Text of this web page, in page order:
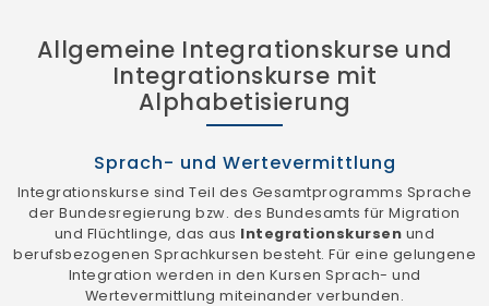
Allgemeine Integrationskurse und
Integrationskurse mit
Alphabetisierung
Sprach- und Wertevermittlung
Integrationskurse sind Teil des Gesamtprogramms Sprache
der Bundesregierung bzw. des Bundesamts für Migration
und Flüchtlinge, das aus Integrationskursen und
berufsbezogenen Sprachkursen besteht. Für eine gelungene
Integration werden in den Kursen Sprach- und
Wertevermittlung miteinander verbunden.